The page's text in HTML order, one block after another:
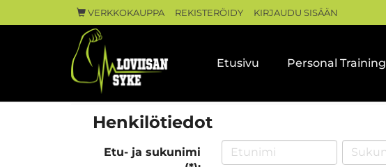
VERKKOKAUPPA REKISTERÖIDY KIRJAUDU SISÄÄN
Etusivu Personal Training
Henkilötiedot
Etu- ja sukunimi